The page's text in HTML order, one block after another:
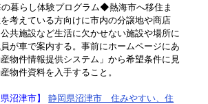
暮らし体験プログラム◆熱海市へ移住ま
考えている方向けに市内の分譲地や商店
共施設など生活に欠かせない施設や場所に
が車で案内する。事前にホームページにあ
物件情報提供システム」から希望条件に見
物件資料を入手すること。
沼津市】
静岡県沼津市 住みやすい、住